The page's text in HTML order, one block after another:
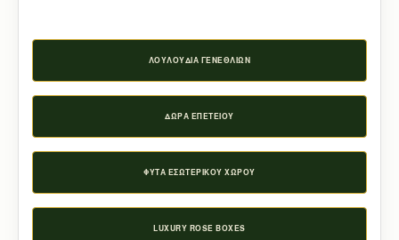
ΛΟΥΛΟΎΔΙΑ ΓΕΝΕΘΛΊΩΝ
ΔΏΡΑ ΕΠΕΤΕΊΟΥ
ΦΥΤΆ ΕΣΩΤΕΡΙΚΟΎ ΧΏΡΟΥ
LUXURY ROSE BOXES